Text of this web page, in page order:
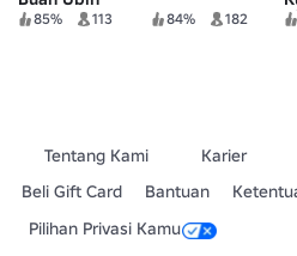
85% 113 84% 182
Tentang Kami Karier
Beli Gift Card
Bantuan
Pilihan Privasi Kamu